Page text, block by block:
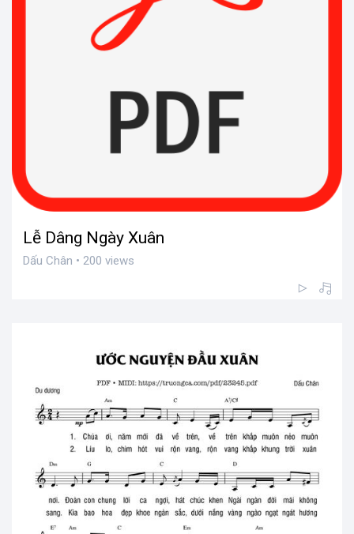
Lễ Dâng Ngày Xuân
Dấu Chân • 200 views